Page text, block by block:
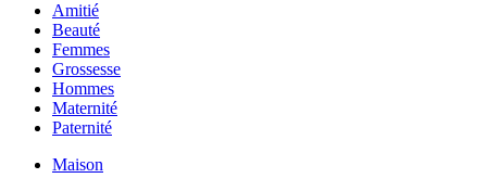
Amitié
Beauté
Femmes
Grossesse
Hommes
Maternité
Paternité
Maison